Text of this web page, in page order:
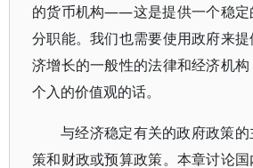
的货币机构——这是提供一个稳定
分职能。我们也需要使用政府来
济增长的一般性的法律和经济机
个入的价值观的话。
与经济稳定有关的政府政策
策和财政或预算政策。本章讨论